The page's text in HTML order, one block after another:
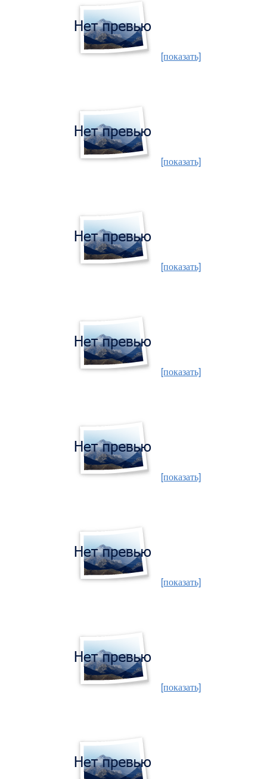
[показать]
[показать]
[показать]
[показать]
[показать]
[показать]
[показать]